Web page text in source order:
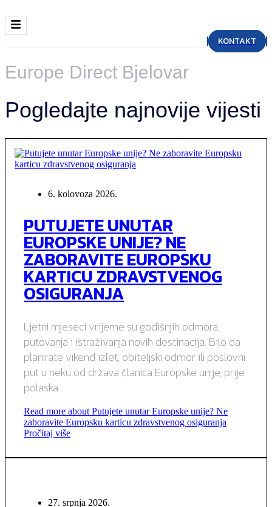
KONTAKT
Europe Direct Bjelovar
Pogledajte najnovije vijesti
6. kolovoza 2026.
PUTUJETE UNUTAR
EUROPSKE UNIJE? NE
ZABORAVITE EUROPSKU
KARTICU ZDRAVSTVENOG
OSIGURANJA
Ljetni mjeseci vrijeme su godišnjih odmora,
putovanja i istraživanja novih destinacija. Bilo da
planirate vikend izlet, obiteljski odmor ili poslovni
put u neku od država članica Europske unije, prije
polaska
Read more about Putujete unutar Europske unije? Ne
zaboravite Europsku karticu zdravstvenog osiguranja
Pročitaj više
27. srpnja 2026.